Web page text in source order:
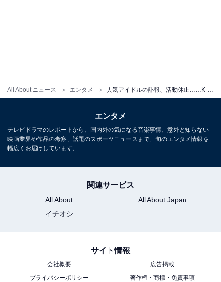
All About ニュース エンタメ
エンタメ
テレビドラマのレポートから、国内外の気になる音楽事情、意外と知らない
映画業界や作品の考察、話題のスポーツニュースまで、旬のエンタメ情報を
幅広くお届けしています。
関連サービス
All About
All About Japan
イチオシ
サイト情報
会社概要
広告掲載
プライバシーポリシー
著作権・商標・免責事項